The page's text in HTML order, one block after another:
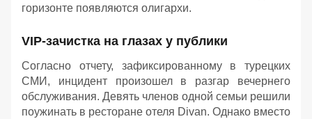
горизонте появляются олигархи.
VIP-зачистка на глазах у публики
Согласно отчету, зафиксированному в турецких
СМИ, инцидент произошел в разгар вечернего
обслуживания. Девять членов одной семьи решили
поужинать в ресторане отеля Divan. Однако вместо